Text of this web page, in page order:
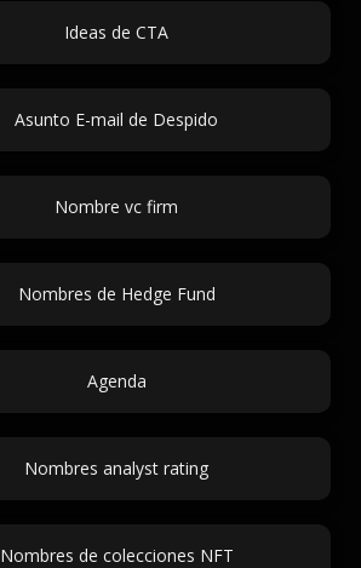
Ideas de CTA
Asunto E-mail de Despido
Nombre vc firm
Nombres de Hedge Fund
Agenda
Nombres analyst rating
Nombres de colecciones NFT